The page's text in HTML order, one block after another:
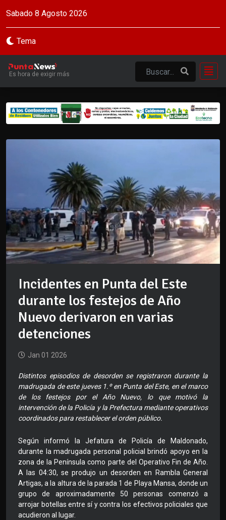
Sabado 8 Agosto 2026
Tema
Es hora de exigir más
Incidentes en Punta del Este
durante los festejos de Año
Nuevo derivaron en varias
detenciones
Jan 01 2026
Distintos episodios de desorden se registraron durante la
madrugada de este jueves 1.º en Punta del Este, en el marco
de los festejos por el Año Nuevo, lo que motivó la
intervención de la Policía y la Prefectura mediante operativos
coordinados para restablecer el orden público.
Según informó la Jefatura de Policía de Maldonado,
durante la madrugada personal policial brindó apoyo en la
zona de la Península como parte del Operativo Fin de Año.
A las 04:30, se produjo un desorden en Rambla General
Artigas, a la altura de la parada 1 de Playa Mansa, donde un
grupo de aproximadamente 50 personas comenzó a
arrojar botellas entre sí y contra los efectivos policiales que
acudieron al lugar.